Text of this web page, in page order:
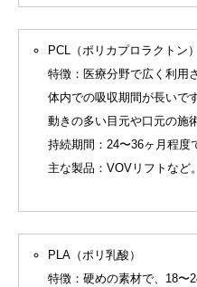
PCL（ポリカプロラクトン）
特徴：医療分野で広く利用
体内での吸収期間が長いで
動きの多い目元や口元の施
持続期間：24〜36ヶ月程度
主な製品：VOVリフトなど。
PLA（ポリ乳酸）
特徴：硬めの素材で、18〜